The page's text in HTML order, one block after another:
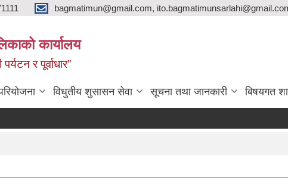
bagmatimun@gmail.com,
कार्यालय
र पूर्वाधार”
विधुतीय शुसासन सेवा सूचना तथा जानकारी बिषयगत